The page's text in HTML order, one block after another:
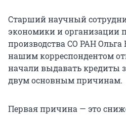
Старший научный
экономики и организации
производства СО РАН Ольга
нашим корреспондентом
начали выдавать кредиты
двум основным причинам.
Первая причина — это